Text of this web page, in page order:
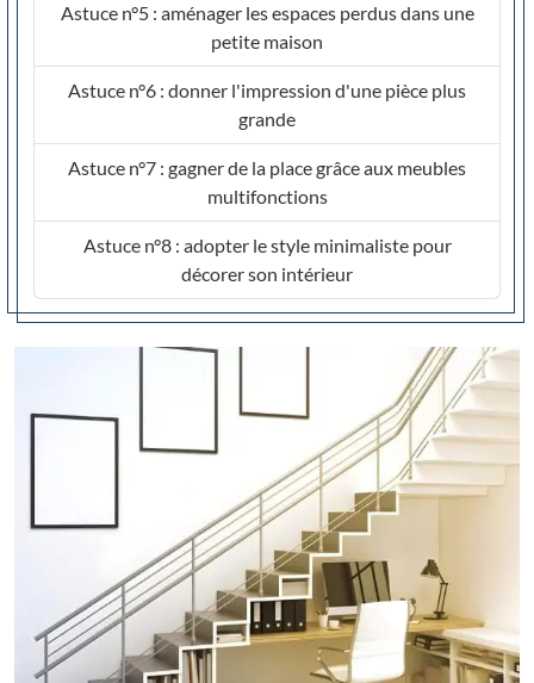
Astuce n°5 : aménager les espaces perdus dans une
petite maison
Astuce n°6 : donner l'impression d'une pièce plus
grande
Astuce n°7 : gagner de la place grâce aux meubles
multifonctions
Astuce n°8 : adopter le style minimaliste pour
décorer son intérieur